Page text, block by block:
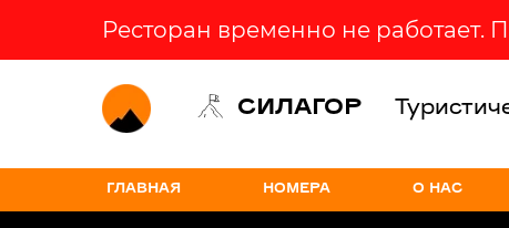
Ресторан временно не работает.
СИЛАГОР
ГЛАВНАЯ НОМЕРА О НАС